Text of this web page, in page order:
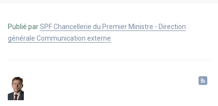
Publié parSPF Chancellerie du Premier Ministre - Direction
générale Communication externe